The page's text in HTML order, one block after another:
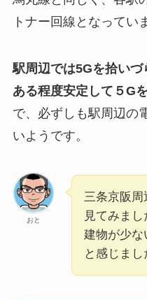
トナー回線となってい
駅周辺では5Gを拾い
ある程度安定して５G
で、必ずしも駅周辺の
いようです。
おと
三条京阪周
見てみま
建物が少な
と感じまし